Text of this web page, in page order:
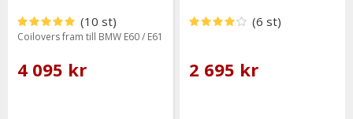
(10 st)
Coilovers fram till BMW E60 / E61
4 095 kr
(6 st)
2 695 kr